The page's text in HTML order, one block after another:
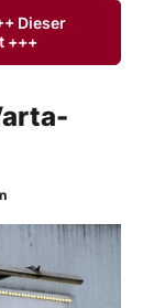
Dieser
+++